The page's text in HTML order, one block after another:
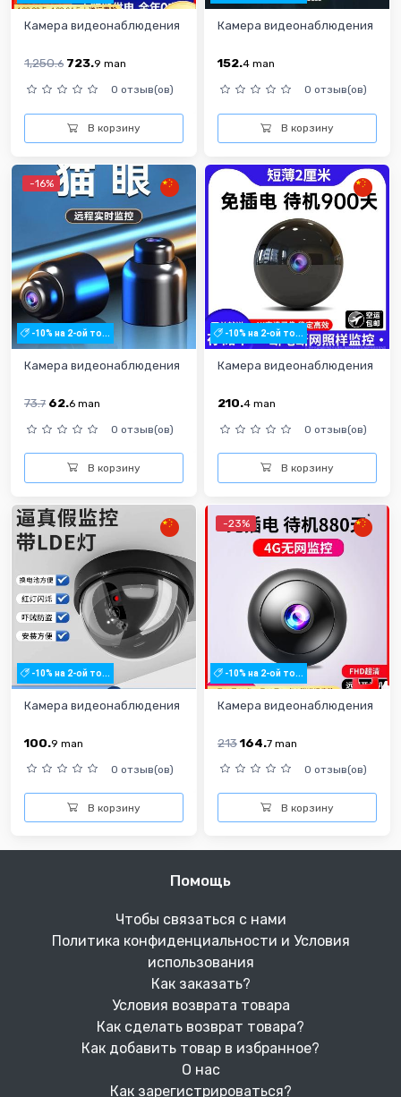
Камера видеонаблюдения
1,250.6 723.9 man
0 отзыв(ов)
В корзину
Камера видеонаблюдения
152.4 man
0 отзыв(ов)
В корзину
-16%
-10% на 2-ой то...
Камера видеонаблюдения
73.7 62.6 man
0 отзыв(ов)
В корзину
-10% на 2-ой то...
Камера видеонаблюдения
210.4 man
0 отзыв(ов)
В корзину
-10% на 2-ой то...
Камера видеонаблюдения
100.9 man
0 отзыв(ов)
В корзину
-23%
-10% на 2-ой то...
Камера видеонаблюдения
213164.7 man
0 отзыв(ов)
В корзину
Помощь
Чтобы связаться с нами
Политика конфиденциальности и Условия
использования
Как заказать?
Условия возврата товара
Как сделать возврат товара?
Как добавить товар в избранное?
О нас
Как зарегистрироваться?